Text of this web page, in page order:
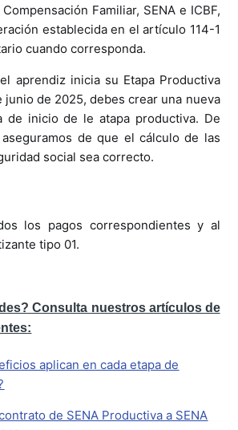
Familiar, SENA e ICBF,
establecida en el artículo 114-1
cuando corresponda.
aprendiz inicia su Etapa Productiva
junio de 2025, debes crear una nueva
de inicio de le atapa productiva. De
de que el cálculo de las
social sea correcto.
los pagos correspondientes y al
tipo 01.
Consulta nuestros artículos de
aplican en cada etapa de
de SENA Productiva a SENA